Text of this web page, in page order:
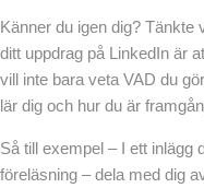
Känner du igen dig? Tänkte
ditt uppdrag på LinkedIn är
vill inte bara veta VAD du
lär dig och hur du är
Så till exempel – I ett inlägg
föreläsning – dela med dig